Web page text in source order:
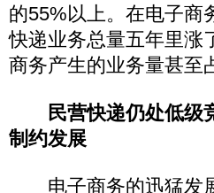
的55%以上。在电子商
快递业务总量五年里涨
商务产生的业务量甚
民营快递仍处低级
制约发展
电子商务的迅猛发展